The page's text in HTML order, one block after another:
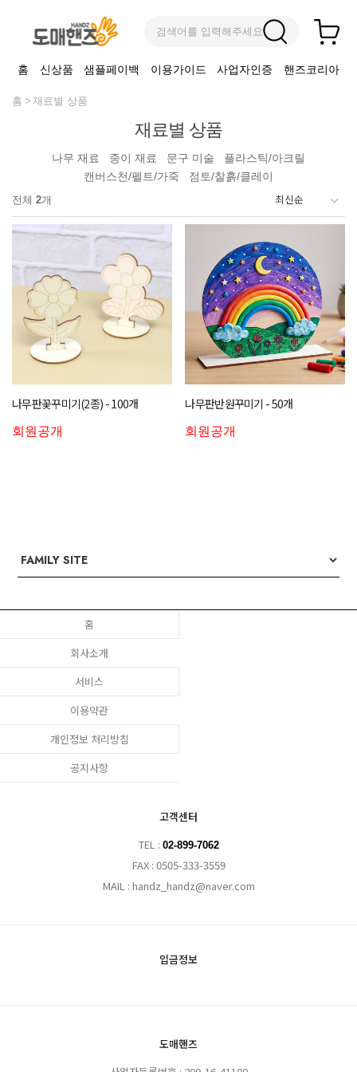
검색어를 입력해주세요
홈 신상품 샘플페이백 이용가이드 사업자인증 핸즈코리아
홈 재료별 상품
재료별 상품
나무 재료 종이 재료 문구 미술
플라스틱/아크릴
캔버스천/펠트/가죽
점토/찰흙/클레이
전체 2개
나무판꽃꾸미기(2종) - 100개
회원공개
나무판반원꾸미기 - 50개
회원공개
홈
회사소개
서비스
이용약관
개인정보 처리방침
공지사항
고객센터
TEL : 02-899-7062
FAX : 0505-333-3559
MAIL : handz_handz@naver.com
입금정보
도매핸즈